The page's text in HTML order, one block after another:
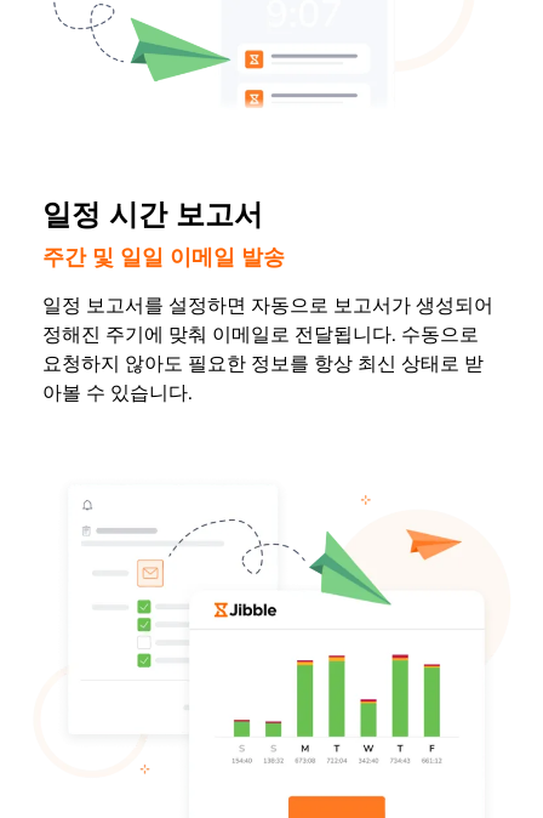
일정 시간 보고서
주간 및 일일 이메일 발송
일정 보고서를 설정하면 자동으로 보고서가 생성되어
정해진 주기에 맞춰 이메일로 전달됩니다. 수동으로
요청하지 않아도 필요한 정보를 항상 최신 상태로 받
아볼 수 있습니다.